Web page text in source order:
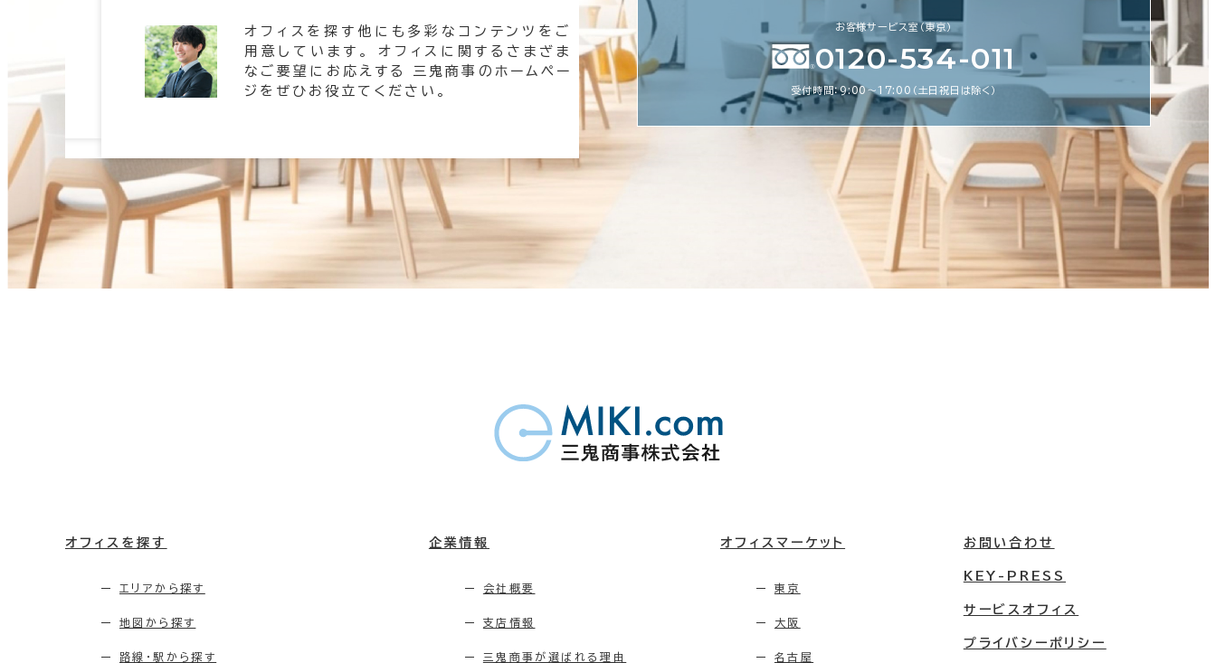
ます。
オフィスを探す他にも多彩なコンテンツをご
用意しています。 オフィスに関するさまざま
なご要望にお応えする 三鬼商事のホームペー
ジをぜひお役立てください。
オフィスビルの情報がすぐに欲しい！ そんな
時は三鬼商事へお問い合わせください。 より
速く、より正確に、より良い情報をお届けしま
す。
お客様サービス室（東京）
0120-534-011
受付時間：9:00〜17:00（土日祝日は除く）
オフィスを探す
エリアから探す
地図から探す
路線・駅から探す
企業情報
会社概要
支店情報
三鬼商事が選ばれる理由
オフィスマーケット
東京
大阪
名古屋
お問い合わせ
KEY-PRESS
サービスオフィス
プライバシーポリシー